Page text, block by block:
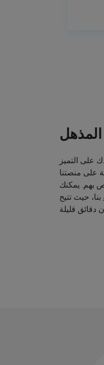
على التميز
على منصتنا
بهم. يمكنك
بنا، حيث تتيح
قليلة